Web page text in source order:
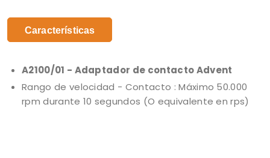
Características
A2100/01 - Adaptador de contacto Advent
Rango de velocidad - Contacto : Máximo 50.000
rpm durante 10 segundos (O equivalente en rps)